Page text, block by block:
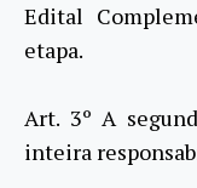
Edital
etapa.
Art. 3º A
inteira